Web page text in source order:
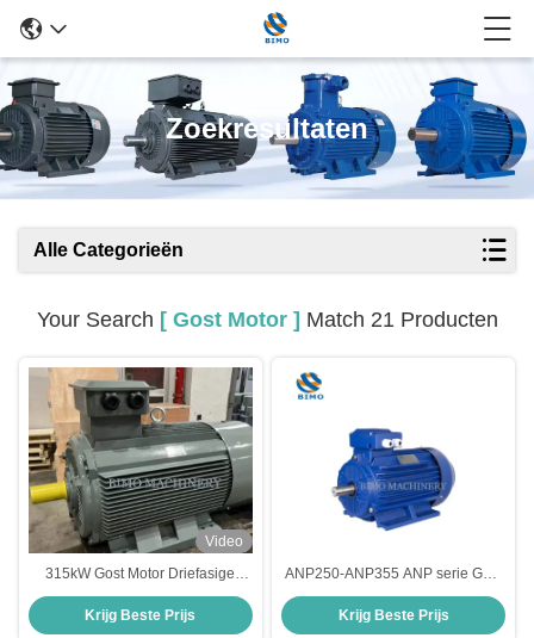
Zoekresultaten
Alle Categorieën
Your Search [ Gost Motor ] Match 21 Producten
Video
315kW Gost Motor Driefasige
wisselstroom Asynchrone Inductie
Elektromotor B3 Montage
Krijg Beste Prijs
ANP250-ANP355 ANP serie Gost
motor 380V Driefasemotor 75KW-
160KW
Krijg Beste Prijs